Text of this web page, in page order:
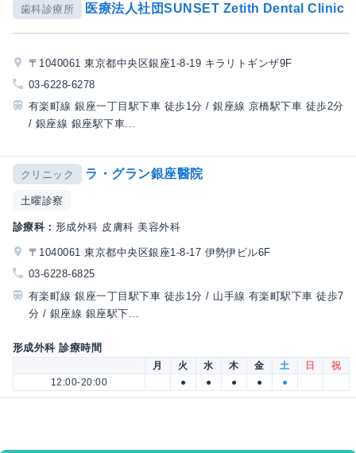
歯科診療所 医療法人社団SUNSET Zetith Dental Clinic
〒1040061 東京都中央区銀座1-8-19 キラリトギンザ9F
03-6228-6278
有楽町線 銀座一丁目駅下車 徒歩1分 / 銀座線 京橋駅下車 徒歩2分
/ 銀座線 銀座駅下車...
クリニック ラ・グラン銀座醫院
土曜診察
診療科： 形成外科 皮膚科 美容外科
〒1040061 東京都中央区銀座1-8-17 伊勢伊ビル6F
03-6228-6825
有楽町線 銀座一丁目駅下車 徒歩1分 / 山手線 有楽町駅下車 徒歩7
分 / 銀座線 銀座駅下...
形成外科 診療時間
月 火 水 木 金 土 日
祝
12:00-20:00
● ● ● ● ●